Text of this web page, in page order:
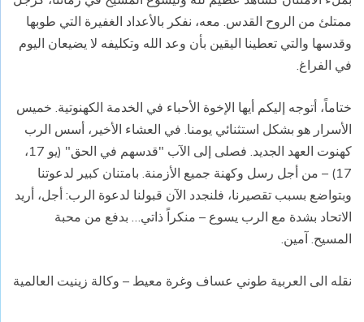
ممتلئ من الروح القدس. معه، نفكر بالأعداد الغفيرة التي طوبها
وقدسها والتي تعطينا اليقين بأن وعد الله وتكليفه لا يضيعان اليوم
في الفراغ.
ختاماً، أتوجه إليكم أيها الإخوة الأحباء في الخدمة الكهنوتية. خميس
الأسرار هو بشكل استثنائي يومنا. في العشاء الأخير، أسس الرب
كهنوت العهد الجديد. فصلى إلى الآب "قدسهم في الحق" (يو 17،
17) – من أجل رسل وكهنة جميع الأزمنة. بامتنان كبير لدعوتنا
وبتواضع بسبب تقصيرنا، فلنجدد الآن قبولنا لدعوة الرب: أجل، أريد
الاتحاد بشدة مع الرب يسوع – منكراً ذاتي… بدفع من محبة
المسيح. آمين.
نقله الى العربية طوني عساف وغرة معيط – وكالة زينيت العالمية